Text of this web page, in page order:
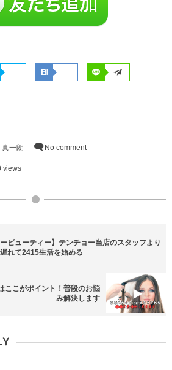
真一朗 No comment
views
ービューティー】テンチョー当店のスタッフより
れて2415生活を始める
ここがポイント！普段のお悩
み解決します